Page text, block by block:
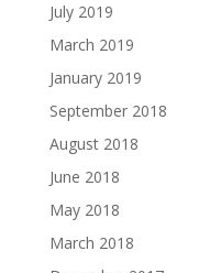
July 2019
March 2019
January 2019
September 2018
August 2018
June 2018
May 2018
March 2018